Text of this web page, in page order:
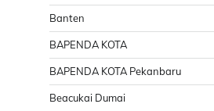
Banten
BAPENDA KOTA
BAPENDA KOTA Pekanbaru
Beacukai Dumai